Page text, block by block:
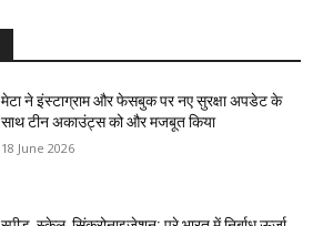
मेटा ने इंस्टाग्राम और फेसबुक पर नए सुरक्षा अपडेट के
साथ टीन अकाउंट्स को और मजबूत किया
18 June 2026